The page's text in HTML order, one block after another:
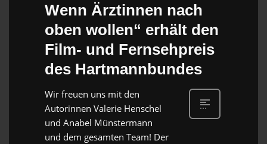
Wenn Ärztinnen nach
oben wollen“ erhält den
Film- und Fernsehpreis
des Hartmannbundes
Wir freuen uns mit den
Autorinnen Valerie Henschel
und Anabel Münstermann
und dem gesamten Team! Der